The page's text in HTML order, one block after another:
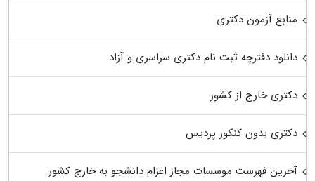
منابع آزمون دکتری
دانلود دفترچه ثبت نام دکتری سراسری و آزاد
دکتری خارج از کشور
دکتری بدون کنکور پردیس
آخرین فهرست موسسات مجاز اعزام دانشجو به خارج کشور